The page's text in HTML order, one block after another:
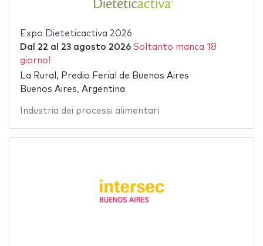
Expo Dieteticactiva 2026
Dal 22 al 23 agosto 2026 Soltanto manca 18
giorno!
La Rural, Predio Ferial de Buenos Aires
Buenos Aires, Argentina
Industria dei processi alimentari